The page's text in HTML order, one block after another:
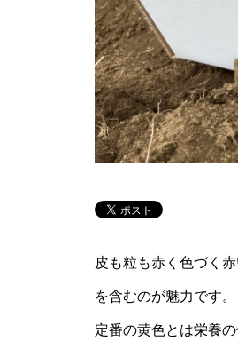
皮も粒も赤く色づく
を含むのが魅力です。
定番の黄色とは栄養